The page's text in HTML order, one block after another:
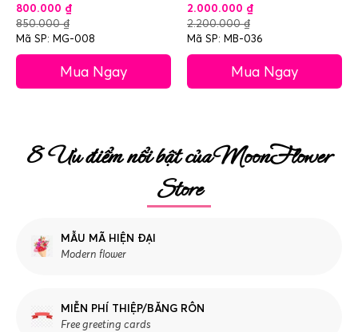
800.000 ₫
850.000₫
Mã SP: MG-008
Mua Ngay
2.000.000 ₫
2.200.000₫
Mã SP: MB-036
Mua Ngay
8 Ưu điểm nổi bật của MoonFlower
Store
MẪU MÃ HIỆN ĐẠI
Modern flower
MIỄN PHÍ THIỆP/BĂNG RÔN
Free greeting cards